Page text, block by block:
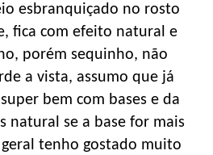
esbranquiçado no rosto
fica com efeito natural e
porém sequinho, não
a vista, assumo que já
bem com bases e da
natural se a base for mais
tenho gostado muito